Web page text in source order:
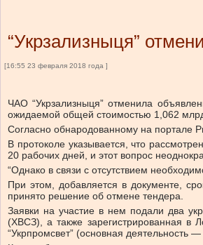
“Укрзализныця”
[16:55 23 февраля 2018 года ]
ЧАО “Укрзализныця” отменила
ожидаемой общей стоимостью 1,062 млрд
Согласно обнародованному на портале
В протоколе указывается, что
20 рабочих дней, и этот вопрос
“Однако в связи с отсутствием
При этом, добавляется в документе,
принято решение об отмене тендера.
Заявки на участие в нем подали два
(ХВСЗ), а также зарегистрированная в
“Укрпромсвет” (основная деятельность